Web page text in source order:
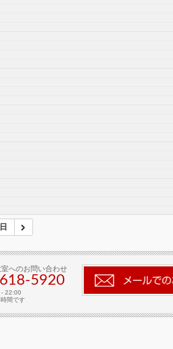
へのお問い合わせ
- 22:00
間です